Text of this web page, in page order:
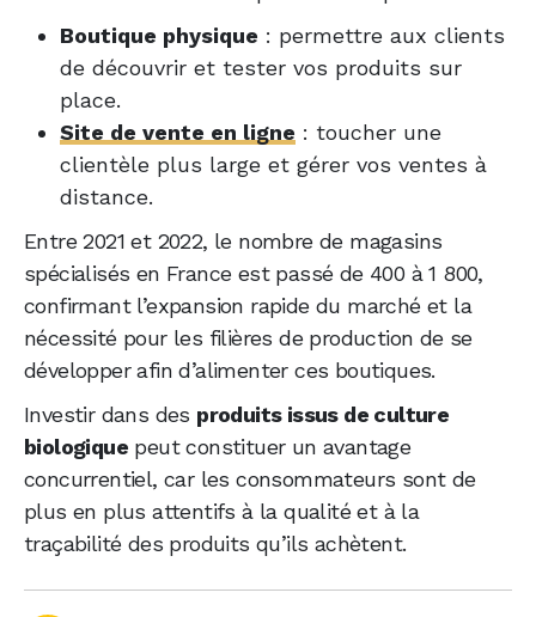
Boutique physique : permettre aux clients
de découvrir et tester vos produits sur
place.
Site de vente en ligne : toucher une
clientèle plus large et gérer vos ventes à
distance.
Entre 2021 et 2022, le nombre de magasins
spécialisés en France est passé de 400 à 1 800,
confirmant l’expansion rapide du marché et la
nécessité pour les filières de production de se
développer afin d’alimenter ces boutiques.
Investir dans des produits issus de culture
biologique peut constituer un avantage
concurrentiel, car les consommateurs sont de
plus en plus attentifs à la qualité et à la
traçabilité des produits qu’ils achètent.